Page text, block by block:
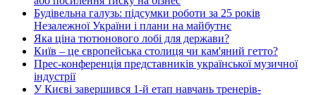
Будівельна галузь: підсумки роботи за 25 років
Незалежної України і плани на майбутнє
Яка ціна тютюнового лобі для держави?
Київ – це європейська столиця чи кам'яний гетто?
Прес-конференція представників української музичної
індустрії
У Києві завершився 1-й етап навчань тренерів-